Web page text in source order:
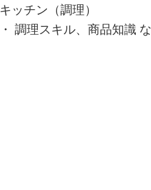
キッチン（調理）
・ 調理スキル、商品知識